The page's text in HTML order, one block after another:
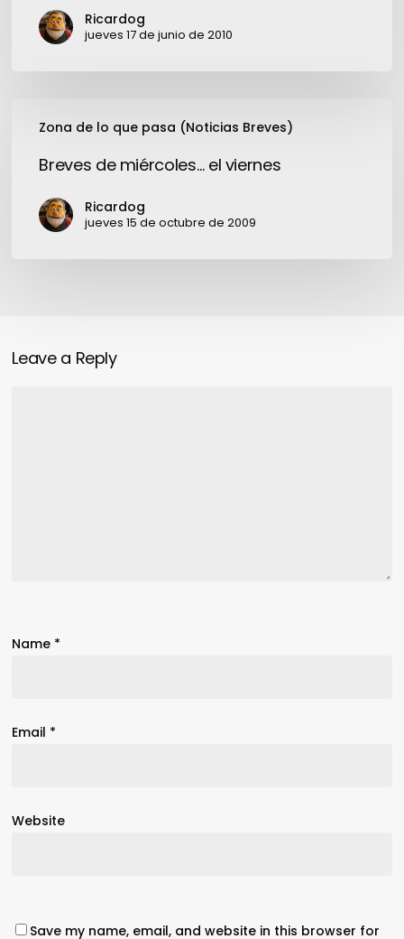
actualización
urgentita
Ricardog
jueves 17 de junio de 2010
Zona de lo que pasa (Noticias Breves)
viernes
Breves de miércoles… el viernes
Ricardog
jueves 15 de octubre de 2009
Leave a Reply
Name *
Email *
Website
Save my name, email, and website in this browser for